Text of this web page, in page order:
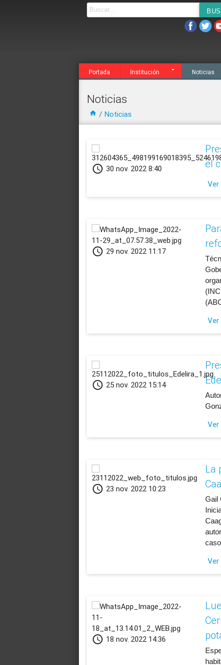
Portada Institución Noticias
Agenda Servicios
Noticias
home / Noticias
schedule 30 nov. 2022 8:40
el
Ver
schedule 29 nov. 2022 11:17
Ver
schedule 25 nov. 2022 15:14
Ver
schedule 23 nov. 2022 10:23
La
Gail
Ver
schedule 18 nov. 2022 14:36